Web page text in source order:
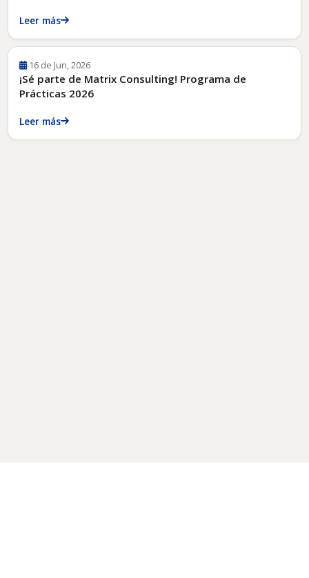
Leer más
16 de Jun, 2026
¡Sé parte de Matrix Consulting! Programa de
Prácticas 2026
Leer más